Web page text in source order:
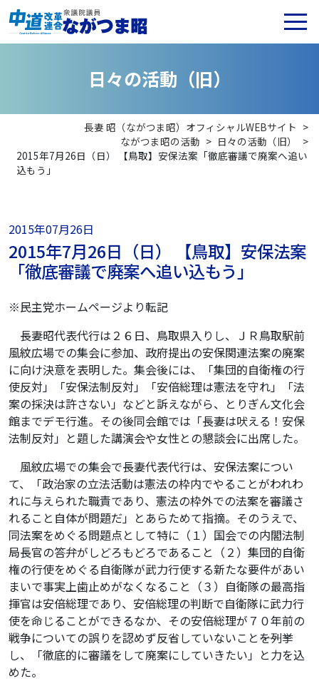
日々の活動 （旧）
長妻 昭（ながつま昭）オフィシャルWEBサイト >
ながつま昭の活動 > 日々の活動（旧）
>
2015年7月26日（日） 【鳥取】安保法案「徹底審議で廃案へ追い
込もう」
2015年07月26日
2015年7月26日（日） 【鳥取】安保法案
「徹底審議で廃案へ追い込もう」
※民主党ホームページより転記
長妻昭代表代行は２６日、鳥取県入りし、ＪＲ鳥取駅前
風紋広場での集会に参加、政府提出の安保関連法案の廃案
に向け決意を表明した。集会後には、「集団的自衛権の行
使反対」「安保法制反対」「安倍総理は憲法を守れ」「法
案の採決は許さない」などと訴えながら、とりぎん文化会
館までデモ行進。その後同会館では「長妻は吠える！安保
法制反対」と題した講演会や女性との懇談会に出席した。
風紋広場での集会で長妻代表代行は、安保法案につい
て、「政治家の立法活動は憲法の枠内でやることがわれわ
れに与えられた職責であり、憲法の枠外での法案を審議さ
れること自体が問題だ」とあらためて指摘。そのうえで、
同法案をめぐる問題点として特に（１）国会での内閣法制
局長官の答弁がしどろもどろであること（２）集団的自衛
権の行使をめぐる自衛隊が武力行使する新たな要件があい
まいで事実上歯止めがなくなること（３）自衛隊の最高指
揮官は安倍総理であり、安倍総理の判断で自衛隊に武力行
使を命じることができるなか、その安倍総理が７０年前の
戦争についての誤りを認めず反省していないこと――を列挙
し、「徹底的に審議をして廃案にしていきたい」と力を込
めた。